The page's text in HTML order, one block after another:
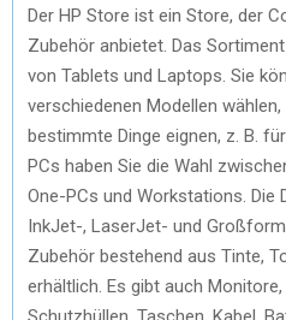
Der HP Store ist ein Store, der
Zubehör anbietet. Das
von Tablets und Laptops. Sie
verschiedenen Modellen
bestimmte Dinge eignen, z. B.
PCs haben Sie die Wahl
One-PCs und Workstations. Die
InkJet-, LaserJet- und
Zubehör bestehend aus Tinte,
erhältlich. Es gibt auch